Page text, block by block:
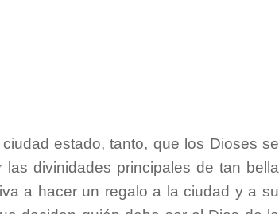
estado, tanto, que los Dioses se
divinidades principales de tan bella
a hacer un regalo a la ciudad y a su